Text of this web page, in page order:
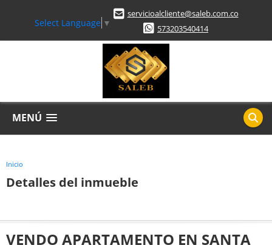
Select Language ▼
servicioalcliente@saleb.com.co
573203540414
MENÚ
Inicio
Detalles del inmueble
VENDO APARTAMENTO EN SANTA